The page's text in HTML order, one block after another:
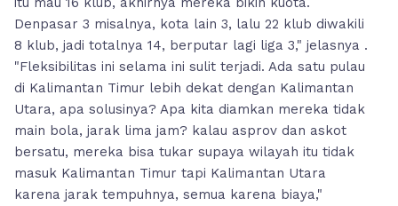
Denpasar 3 misalnya, kota lain 3, lalu 22 klub diwakili
8 klub, jadi totalnya 14, berputar lagi liga 3," jelasnya .
"Fleksibilitas ini selama ini sulit terjadi. Ada satu pulau
di Kalimantan Timur lebih dekat dengan Kalimantan
Utara, apa solusinya? Apa kita diamkan mereka tidak
main bola, jarak lima jam? kalau asprov dan askot
bersatu, mereka bisa tukar supaya wilayah itu tidak
masuk Kalimantan Timur tapi Kalimantan Utara
karena jarak tempuhnya, semua karena biaya,"